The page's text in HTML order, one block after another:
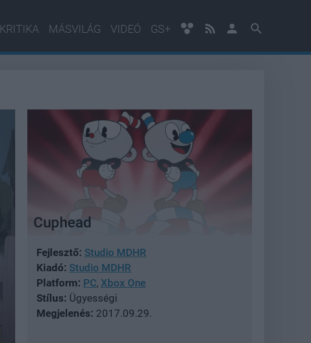
KRITIKA MÁSVILÁG VIDEÓ GS+
Cuphead
Fejlesztő: Studio MDHR
Kiadó: Studio MDHR
Platform: PC, Xbox One
Stílus: Ügyességi
Megjelenés: 2017.09.29.